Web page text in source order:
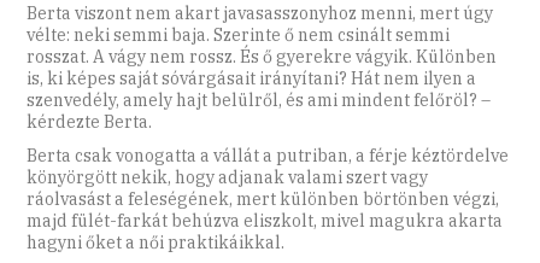
Berta viszont nem akart javasasszonyhoz menni, mert úgy
vélte: neki semmi baja. Szerinte ő nem csinált semmi
rosszat. A vágy nem rossz. És ő gyerekre vágyik. Különben
is, ki képes saját sóvárgásait irányítani? Hát nem ilyen a
szenvedély, amely hajt belülről, és ami mindent felőröl? –
kérdezte Berta.
Berta csak vonogatta a vállát a putriban, a férje kéztördelve
könyörgött nekik, hogy adjanak valami szert vagy
ráolvasást a feleségének, mert különben börtönben végzi,
majd fülét-farkát behúzva eliszkolt, mivel magukra akarta
hagyni őket a női praktikáikkal.